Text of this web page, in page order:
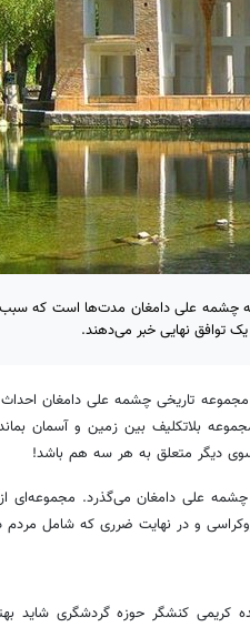
چشمه علی دامغان مدت‌ها است که
توافق نهایی خبر می‌دهند.
تاریخی چشمه علی دامغان
بلاتکلیف بین زمین و آسمان
دیگر متعلق به هر سه هم باشد!
علی دامغان می‌گذرد. مجموعه‌ای
و در نهایت ضرری که شامل
کریمی کنشگر حوزه گردشگری شاید